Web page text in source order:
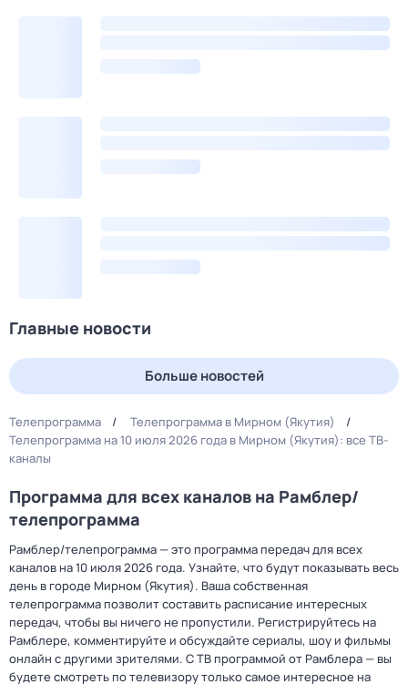
Главные новости
Больше новостей
Телепрограмма
Телепрограмма в Мирном (Якутия)
Телепрограмма на 10 июля 2026 года в Мирном (Якутия): все ТВ-
каналы
Программа для всех каналов на Рамблер/
телепрограмма
Рамблер/телепрограмма — это программа передач для всех
каналов на 10 июля 2026 года. Узнайте, что будут показывать весь
день в городе Мирном (Якутия). Ваша собственная
телепрограмма позволит составить расписание интересных
передач, чтобы вы ничего не пропустили. Регистрируйтесь на
Рамблере, комментируйте и обсуждайте сериалы, шоу и фильмы
онлайн с другими зрителями. С ТВ программой от Рамблера — вы
будете смотреть по телевизору только самое интересное на